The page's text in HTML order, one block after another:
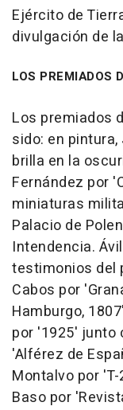
Ejército de
divulgación de
LOS PREMIADOS
Los premiados
sido: en
brilla en la
Fernández por
miniaturas
Palacio de
Intendencia.
testimonios del
Cabos por
Hamburgo,
por '1925' junto
'Alférez de
Montalvo por
Baso por